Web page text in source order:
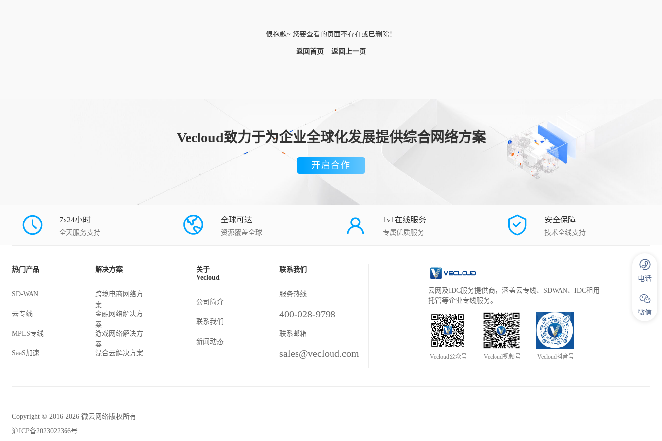
很抱歉~ 您要查看的页面不存在或已删除！
返回首页 返回上一页
Vecloud致力于为企业全球化发展提供综合网络方案
开启合作
7x24小时
全天服务支持
全球可达
资源覆盖全球
1v1在线服务
专属优质服务
安全保障
技术全线支持
热门产品
SD-WAN
云专线
MPLS专线
SaaS加速
解决方案
跨境电商网络方
案
金融网络解决方
案
游戏网络解决方
案
混合云解决方案
关于
Vecloud
公司简介
联系我们
新闻动态
联系我们
服务热线
400-028-9798
联系邮箱
sales@vecloud.com
云网及IDC服务提供商，涵盖云专线、SDWAN、IDC租用
托管等企业专线服务。
Vecloud公众号 Vecloud视频号 Vecloud抖音号
Copyright © 2016-2026 微云网络版权所有
沪ICP备2023022366号
电话
微信